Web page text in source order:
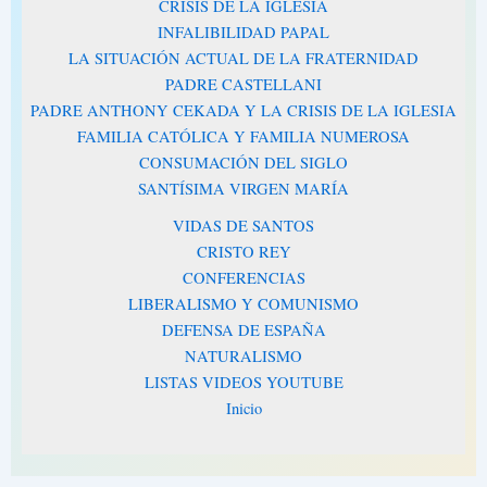
CRISIS DE LA IGLESIA
INFALIBILIDAD PAPAL
LA SITUACIÓN ACTUAL DE LA FRATERNIDAD
PADRE CASTELLANI
PADRE ANTHONY CEKADA Y LA CRISIS DE LA IGLESIA
FAMILIA CATÓLICA Y FAMILIA NUMEROSA
CONSUMACIÓN DEL SIGLO
SANTÍSIMA VIRGEN MARÍA
VIDAS DE SANTOS
CRISTO REY
CONFERENCIAS
LIBERALISMO Y COMUNISMO
DEFENSA DE ESPAÑA
NATURALISMO
LISTAS VIDEOS YOUTUBE
Inicio